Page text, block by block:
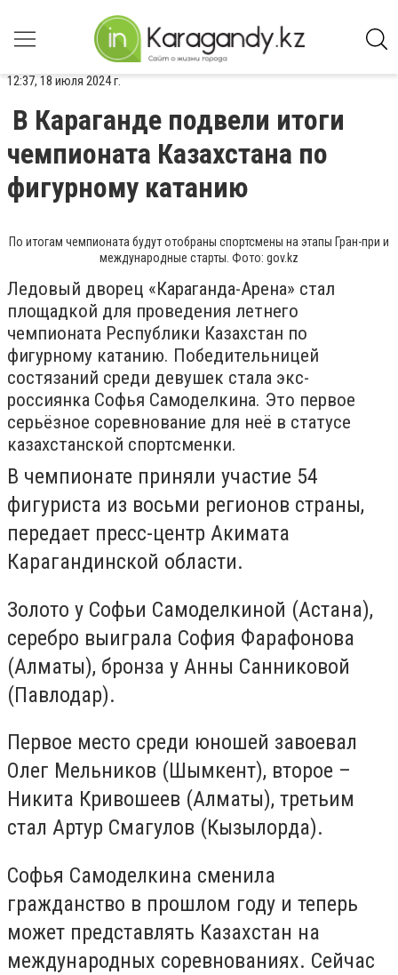
12:37, 18 июля 2024 г.
В Караганде подвели итоги
чемпионата Казахстана по
фигурному катанию
По итогам чемпионата будут отобраны спортсмены на этапы Гран-при и
международные старты. Фото: gov.kz
Ледовый дворец «Караганда-Арена» стал
площадкой для проведения летнего
чемпионата Республики Казахстан по
фигурному катанию. Победительницей
состязаний среди девушек стала экс-
россиянка Софья Самоделкина. Это первое
серьёзное соревнование для неё в статусе
казахстанской спортсменки.
В чемпионате приняли участие 54
фигуриста из восьми регионов страны,
передает пресс-центр Акимата
Карагандинской области.
Золото у Софьи Самоделкиной (Астана),
серебро выиграла София Фарафонова
(Алматы), бронза у Анны Санниковой
(Павлодар).
Первое место среди юношей завоевал
Олег Мельников (Шымкент), второе –
Никита Кривошеев (Алматы), третьим
стал Артур Смагулов (Кызылорда).
Софья Самоделкина сменила
гражданство в прошлом году и теперь
может представлять Казахстан на
международных соревнованиях. Сейчас